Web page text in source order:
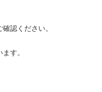
認ください。
す。